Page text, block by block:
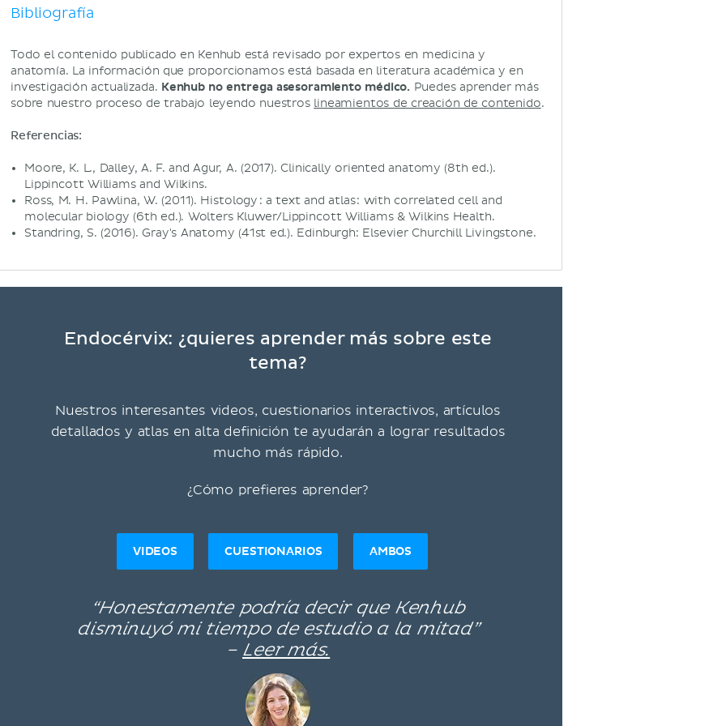
Bibliografía
Todo el contenido publicado en Kenhub está revisado por expertos en medicina y
anatomía. La información que proporcionamos está basada en literatura académica y en
investigación actualizada. Kenhub no entrega asesoramiento médico. Puedes aprender más
sobre nuestro proceso de trabajo leyendo nuestros lineamientos de creación de contenido.
Referencias:
Moore, K. L., Dalley, A. F. and Agur, A. (2017). Clinically oriented anatomy (8th ed.).
Lippincott Williams and Wilkins.
Ross, M. H. Pawlina, W. (2011). Histology : a text and atlas : with correlated cell and
molecular biology (6th ed.). Wolters Kluwer/Lippincott Williams & Wilkins Health.
Standring, S. (2016). Gray's Anatomy (41st ed.). Edinburgh: Elsevier Churchill Livingstone.
Endocérvix: ¿quieres aprender más sobre este
tema?
Nuestros interesantes videos, cuestionarios interactivos, artículos
detallados y atlas en alta definición te ayudarán a lograr resultados
mucho más rápido.
¿Cómo prefieres aprender?
VIDEOS CUESTIONARIOS AMBOS
“Honestamente podría decir que Kenhub
disminuyó mi tiempo de estudio a la mitad”
– Leer más.